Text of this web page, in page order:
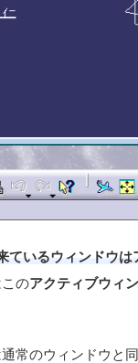
ているウィンドウは
のアクティブウィ
常のウィンドウと